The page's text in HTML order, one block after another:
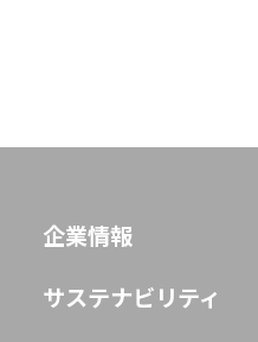
企業情報
サステナビリティ